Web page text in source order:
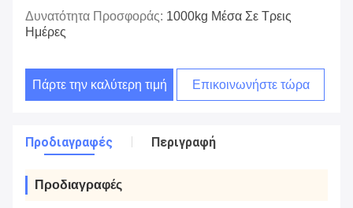
Δυνατότητα Προσφοράς: 1000kg Μέσα Σε Τρεις
Ημέρες
Πάρτε την καλύτερη τιμή Επικοινωνήστε τώρα
Προδιαγραφές Περιγραφή
Προδιαγραφές